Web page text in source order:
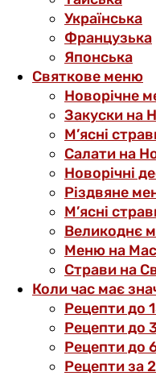
Українська
Французька
Японська
Святкове меню
Новорічне
Закуски на
М’ясні
Салати на
Новорічні
Різдвяне
М’ясні
Великоднє
Меню на
Страви на
Коли час має
Рецепти до
Рецепти до
Рецепти до
Рецепти за